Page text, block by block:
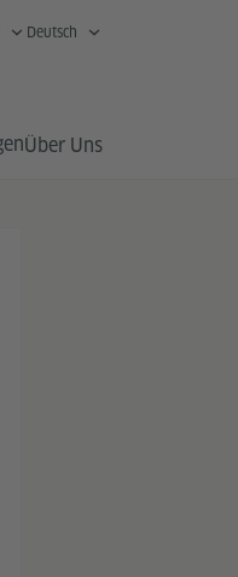
Deutsch
Über Uns